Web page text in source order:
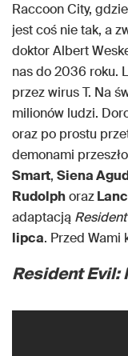
Raccoon City,
jest coś nie tak, a
doktor Albert
nas do 2036 roku.
przez wirus T. Na
milionów ludzi.
oraz po prostu
demonami
Smart, Siena
Rudolphoraz
adaptacją
lipca. Przed Wami
Resident Evil: